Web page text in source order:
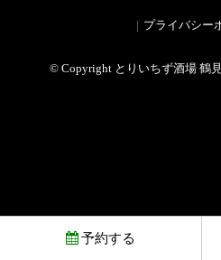
プライバシー
© Copyright とりいちず酒場 鶴
予約する